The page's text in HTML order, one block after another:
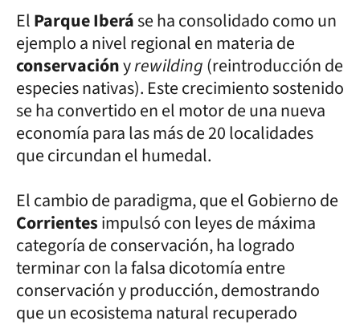
ElParque Iberáse ha consolidado como un
ejemplo a nivel regional en materia de
conservaciónyrewilding(reintroducción de
especies nativas). Este crecimiento sostenido
se ha convertido en el motor de una nueva
economía para las más de 20 localidades
que circundan el humedal.
El cambio de paradigma, que el Gobierno de
Corrientesimpulsó con leyes de máxima
categoría de conservación, ha logrado
terminar con la falsa dicotomía entre
conservación y producción, demostrando
que un ecosistema natural recuperado